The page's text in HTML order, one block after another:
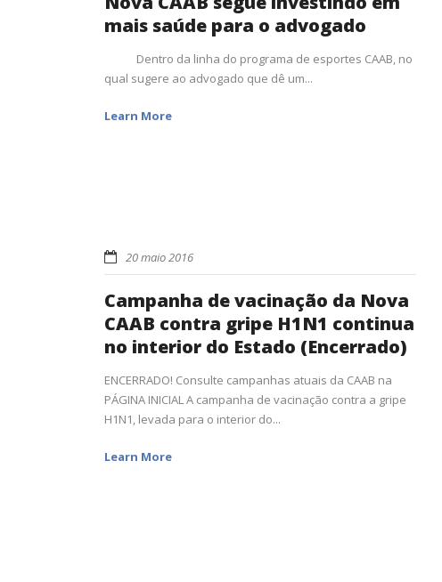
mais saúde para o advogado
Dentro da linha do programa de esportes CAAB, no
qual sugere ao advogado que dê um...
Learn More
20 maio 2016
Campanha de vacinação da Nova
CAAB contra gripe H1N1 continua
no interior do Estado (Encerrado)
ENCERRADO! Consulte campanhas atuais da CAAB na
PÁGINA INICIAL A campanha de vacinação contra a gripe
H1N1, levada para o interior do...
Learn More